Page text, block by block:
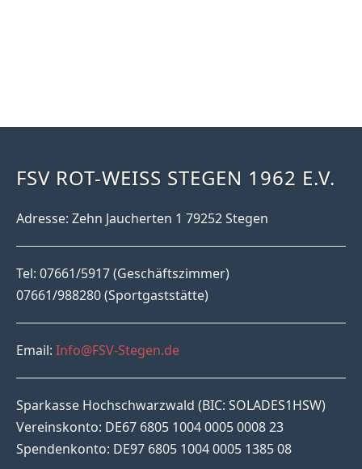
FSV ROT-WEISS STEGEN 1962 E.V.
Adresse: Zehn Jaucherten 1 79252 Stegen
Tel: 07661/5917 (Geschäftszimmer)
07661/988280 (Sportgaststätte)
Email: Info@FSV-Stegen.de
Sparkasse Hochschwarzwald (BIC: SOLADES1HSW)
Vereinskonto: DE67 6805 1004 0005 0008 23
Spendenkonto: DE97 6805 1004 0005 1385 08